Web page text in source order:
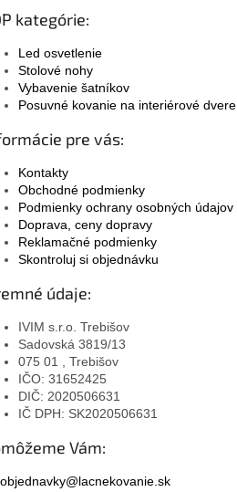
kategórie:
Led osvetlenie
Stolové nohy
Vybavenie šatníkov
Posuvné kovanie na interiérové dvere
pre vás:
Kontakty
Obchodné podmienky
Podmienky ochrany osobných údajov
Doprava, ceny dopravy
Reklamačné podmienky
Skontroluj si objednávku
údaje:
IVIM s.r.o. Trebišov
Sadovská 3819/13
075 01 , Trebišov
IČO: 31652425
DIČ: 2020506631
IČ DPH: SK2020506631
Vám:
objednavky@lacnekovanie.sk